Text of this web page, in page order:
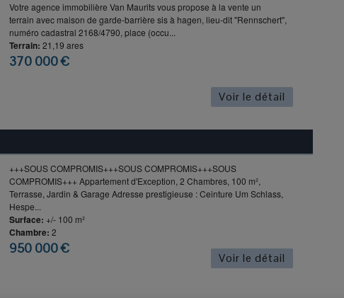
Votre agence immobilière Van Maurits vous propose à la vente un
terrain avec maison de garde-barrière sis à hagen, lieu-dit "Rennschert",
numéro cadastral 2168/4790, place (occu...
Terrain: 21,19 ares
370 000 €
Voir le détail
+++SOUS COMPROMIS+++SOUS COMPROMIS+++SOUS
COMPROMIS+++ Appartement d'Exception, 2 Chambres, 100 m²,
Terrasse, Jardin & Garage Adresse prestigieuse : Ceinture Um Schlass,
Hespe...
Surface: +/- 100 m²
Chambre: 2
950 000 €
Voir le détail